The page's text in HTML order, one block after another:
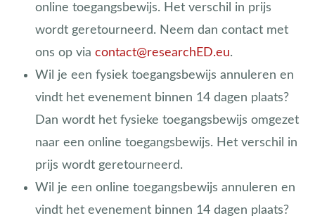
online toegangsbewijs. Het verschil in prijs
wordt geretourneerd. Neem dan contact met
ons op via contact@researchED.eu.
Wil je een fysiek toegangsbewijs annuleren en
vindt het evenement binnen 14 dagen plaats?
Dan wordt het fysieke toegangsbewijs omgezet
naar een online toegangsbewijs. Het verschil in
prijs wordt geretourneerd.
Wil je een online toegangsbewijs annuleren en
vindt het evenement binnen 14 dagen plaats?